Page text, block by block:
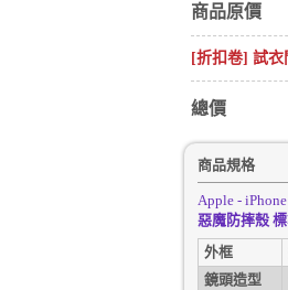
商品原價
[折扣卷] 試衣
總價
商品規格
Apple -
惡魔防摔殼
外框
鏡頭造型